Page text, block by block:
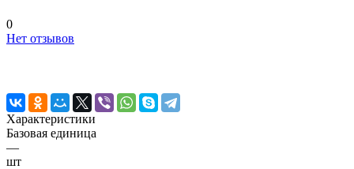
0
Нет отзывов
Характеристики
Базовая единица
—
шт